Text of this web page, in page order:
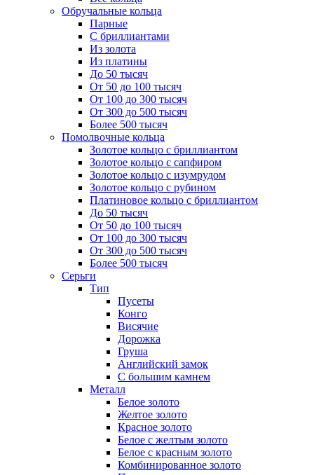
Обручальные кольца
Парные
С бриллиантами
Из золота
Из платины
До 50 тысяч
От 50 до 100 тысяч
От 100 до 300 тысяч
От 300 до 500 тысяч
Более 500 тысяч
Помолвочные кольца
Золотое кольцо с бриллиантом
Золотое кольцо с сапфиром
Золотое кольцо с изумрудом
Золотое кольцо с рубином
Платиновое кольцо с бриллиантом
До 50 тысяч
От 50 до 100 тысяч
От 100 до 300 тысяч
От 300 до 500 тысяч
Более 500 тысяч
Серьги
Тип
Пусеты
Конго
Висячие
Дорожка
Груша
Английский замок
С большим камнем
Металл
Белое золото
Желтое золото
Красное золото
Белое с желтым золото
Белое с красным золото
Комбинированное золото